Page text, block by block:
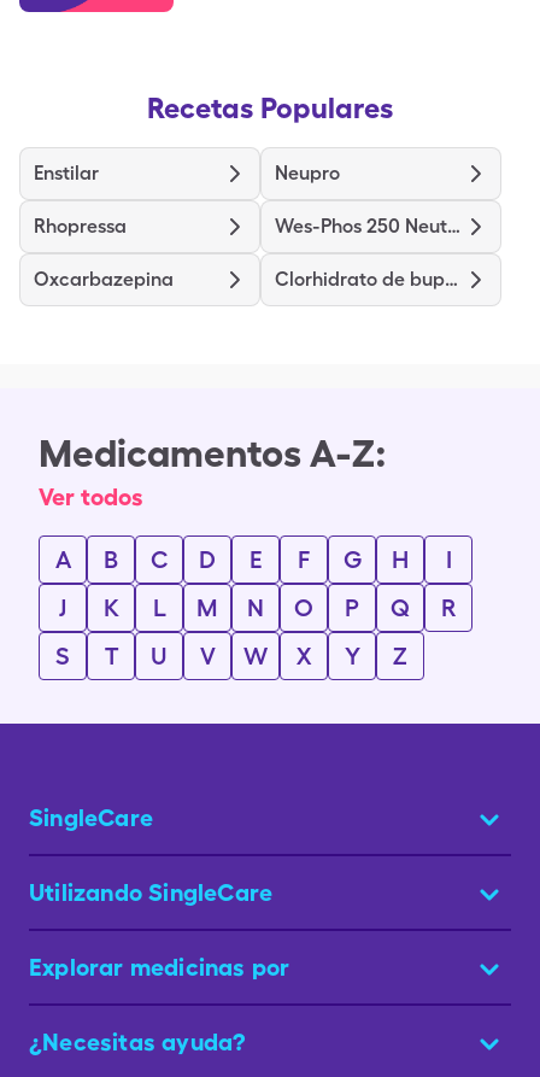
Recetas Populares
Enstilar Neupro
Rhopressa Wes-Phos 250 Neutral
Oxcarbazepina Clorhidrato de buprenorfina clorhidrato de naloxona
Medicamentos A-Z:
Ver todos
A B C D E F G H
I
J
K L M N O P Q
R
S
T U V W X Y Z
SingleCare
Utilizando SingleCare
Explorar medicinas por
¿Necesitas ayuda?